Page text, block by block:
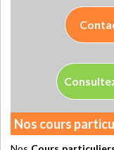
Nos cours